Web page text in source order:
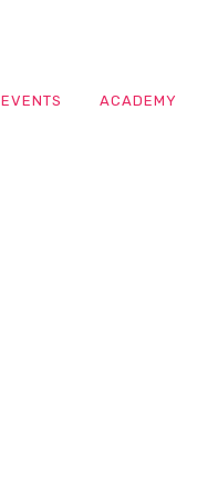
EVENTS ACADEMY